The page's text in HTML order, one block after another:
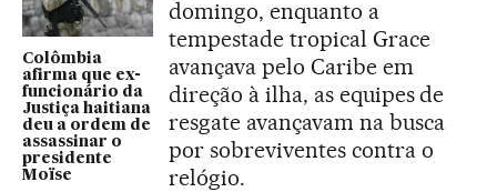
Colômbia
afirma que ex-
funcionário da
Justiça haitiana
deu a ordem de
assassinar o
presidente
Moïse
domingo, enquanto a
tempestade tropical Grace
avançava pelo Caribe em
direção à ilha, as equipes de
resgate avançavam na busca
por sobreviventes contra o
relógio.